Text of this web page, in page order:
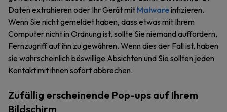
Daten extrahieren oder Ihr Gerät mit Malwareinfizieren.
Wenn Sie nicht gemeldet haben, dass etwas mit Ihrem
Computer nicht in Ordnung ist, sollte Sie niemand auffordern,
Fernzugriff auf ihn zu gewähren. Wenn dies der Fall ist, haben
sie wahrscheinlich böswillige Absichten und Sie sollten jeden
Kontakt mit ihnen sofort abbrechen.
Zufällig erscheinende Pop-ups auf Ihrem
Bildschirm